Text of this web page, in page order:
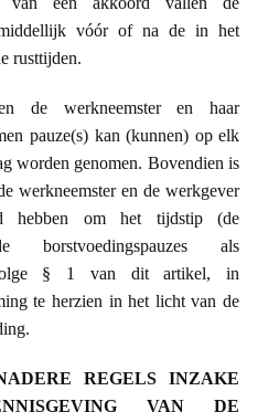
vóór of na de in het
rusttijden.
de werkneemster en haar
pauze(s) kan (kunnen) op elk
worden genomen. Bovendien is
werkneemster en de werkgever
hebben om het tijdstip (de
als
§ 1 van dit artikel, in
te herzien in het licht van de
REGELS INZAKE
VAN DE